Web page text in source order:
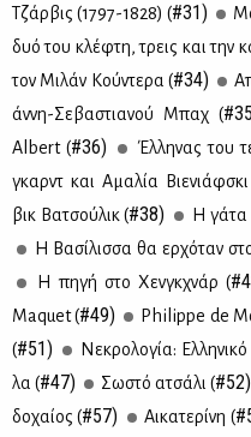
Τζάρ­βις (1797-1828) (#31)
δυό του κλέ­φτη, τρεις και την
τον Μι­λάν Κού­ντε­ρα (#34)
άν­νη-Σε­βα­στια­νού Μπαχ (
Albert (#36) Έλ­λη­νας του
γκαρντ και Aμα­λία
βικ Βα­τσού­λικ (#38) Η γά­τα
H Bα­σί­λισ­σα θα ερ­χό­ταν
Η πη­γή στο Χεν­γκ­χνάρ (
Maquet (#49) Philippe de
(#51) Νε­κρο­λο­γία:
λα (#47) Σω­στό ατσά­λι (#52)
δο­χαί­ος (#57) Αι­κα­τε­ρί­νη (